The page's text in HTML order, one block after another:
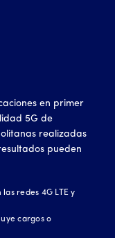
en primer
5G de
realizadas
pueden
redes 4G LTE y
cargos o